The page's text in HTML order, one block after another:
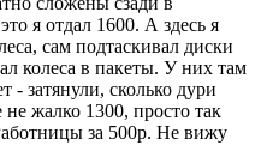
я отдал 1600. А здесь я
сам подтаскивал диски
колеса в пакеты. У них там
- затянули, сколько дури
жалко 1300, просто так
за 500р. Не вижу